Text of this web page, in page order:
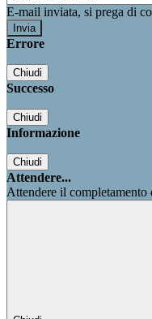
E-mail inviata, si prega di
Errore
Chiudi
Successo
Chiudi
Informazione
Chiudi
Attendere...
Attendere il completamento